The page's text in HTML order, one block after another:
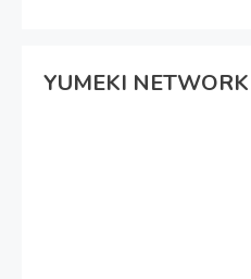
YUMEKI